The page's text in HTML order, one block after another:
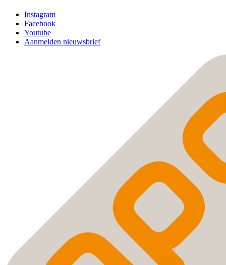
Instagram
Facebook
Youtube
Aanmelden nieuwsbrief